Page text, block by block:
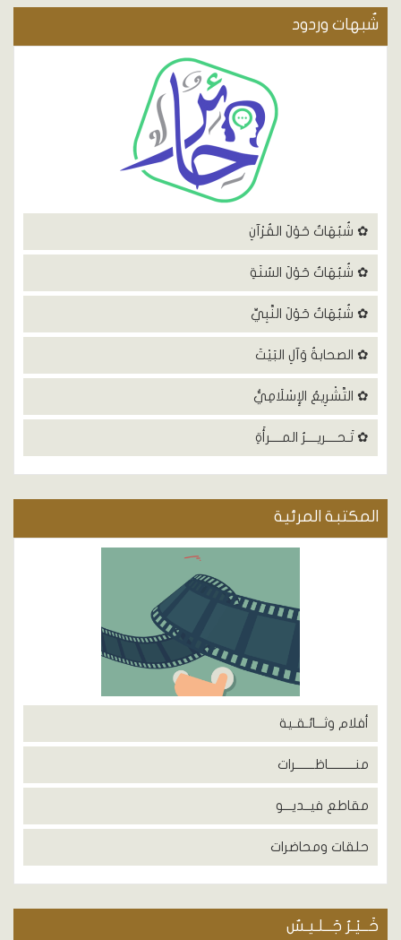
شٌبهات وردود
✿ شُبُهَاتٌ حَوْلَ القُرْآنِ
✿ شُبُهَاتٌ حَوْلَ السُنَةِ
✿ شُبُهَاتٌ حَوْلَ النَّبِيِّ
✿ الصحابةُ وَآلِ البَيْتَ
✿ التَّشْرِيعُ الإِسْلَامِيُّ
✿ تَـحــــريــــرُ المــــرأَةِ
المكتبة المرئية
أفلام وثـــائـقـية
منــــــــــاظـــــــرات
مقاطع فيــديـــو
حلقات ومحاضرات
خَــيْـرُ جَــلـيـسٌ